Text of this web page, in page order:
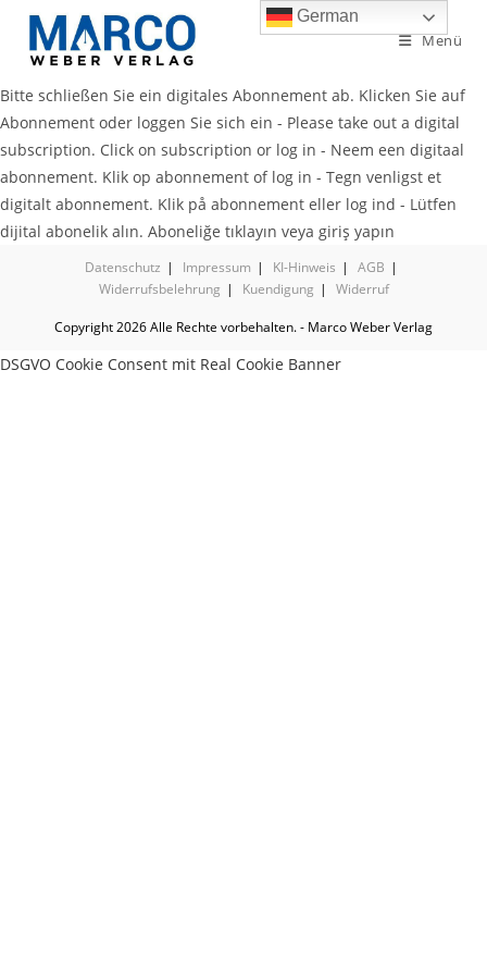
Menü
Bitte schließen Sie ein digitales Abonnement ab. Klicken Sie auf
Abonnement oder loggen Sie sich ein - Please take out a digital
subscription. Click on subscription or log in - Neem een digitaal
abonnement. Klik op abonnement of log in - Tegn venligst et
digitalt abonnement. Klik på abonnement eller log ind - Lütfen
dijital abonelik alın. Aboneliğe tıklayın veya giriş yapın
Datenschutz Impressum KI-Hinweis
AGB
Widerrufsbelehrung
Kuendigung Widerruf
Copyright 2026 Alle Rechte vorbehalten. - Marco Weber Verlag
German
DSGVO Cookie Consent mit Real Cookie Banner